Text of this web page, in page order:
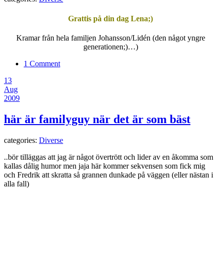
Grattis på din dag Lena;)
Kramar från hela familjen Johansson/Lidén (den något yngre
generationen;)…)
1 Comment
13
Aug
2009
här är familyguy när det är som bäst
categories: Diverse
..bör tilläggas att jag är något övertrött och lider av en åkomma som
kallas dålig humor men jaja här kommer sekvensen som fick mig
och Fredrik att skratta så grannen dunkade på väggen (eller nästan i
alla fall)